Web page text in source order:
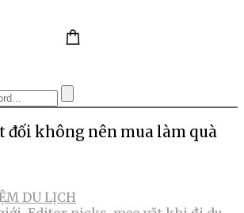
đối không nên mua làm quà
DU LỊCH